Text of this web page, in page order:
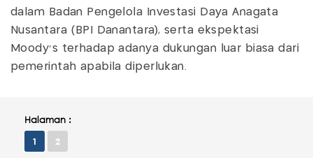
dalam Badan Pengelola Investasi Daya Anagata
Nusantara (BPI Danantara), serta ekspektasi
Moody's terhadap adanya dukungan luar biasa dari
pemerintah apabila diperlukan.
Halaman :
1 2